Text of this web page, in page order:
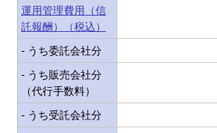
運用管理費用（信
託報酬）（税込）
- うち委託会社分
- うち販売会社分
（代行手数料）
- うち受託会社分